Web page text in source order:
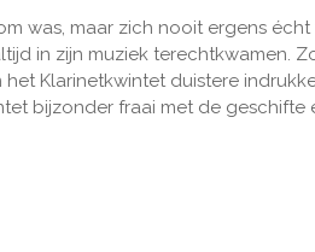
was, maar zich nooit ergens
in zijn muziek terechtkwamen.
Klarinetkwintet duistere
bijzonder fraai met de geschifte